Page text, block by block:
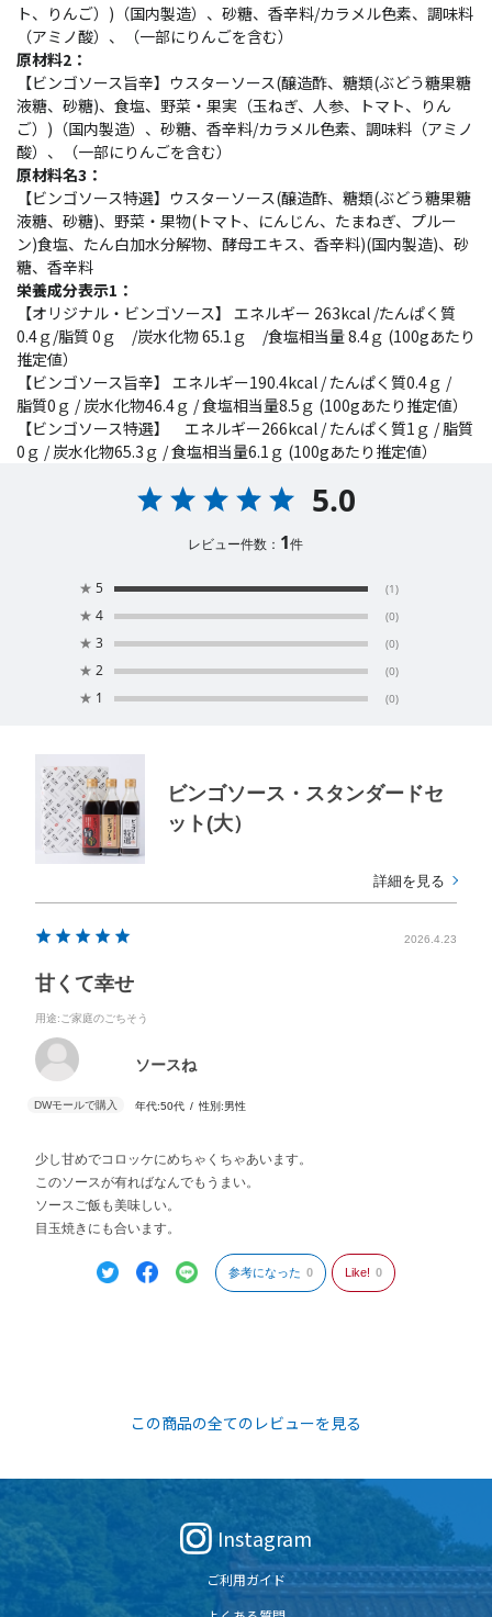
ト、りんご）)（国内製造）、砂糖、香辛料/カラメル色素、調味料
（アミノ酸）、（一部にりんごを含む）
原材料2：
【ビンゴソース旨辛】ウスターソース(醸造酢、糖類(ぶどう糖果糖
液糖、砂糖)、食塩、野菜・果実（玉ねぎ、人参、トマト、りん
ご）)（国内製造）、砂糖、香辛料/カラメル色素、調味料（アミノ
酸）、（一部にりんごを含む）
原材料名3：
【ビンゴソース特選】ウスターソース(醸造酢、糖類(ぶどう糖果糖
液糖、砂糖)、野菜・果物(トマト、にんじん、たまねぎ、プルー
ン)食塩、たん白加水分解物、酵母エキス、香辛料)(国内製造)、砂
糖、香辛料
栄養成分表示1：
【オリジナル・ビンゴソース】 エネルギー 263kcal /たんぱく質
0.4ｇ/脂質 0ｇ /炭水化物 65.1ｇ /食塩相当量 8.4ｇ (100gあたり
推定値）
【ビンゴソース旨辛】 エネルギー190.4kcal / たんぱく質0.4ｇ /
脂質0ｇ / 炭水化物46.4ｇ / 食塩相当量8.5ｇ (100gあたり推定値）
【ビンゴソース特選】 エネルギー266kcal / たんぱく質1ｇ / 脂質
0ｇ / 炭水化物65.3ｇ / 食塩相当量6.1ｇ (100gあたり推定値）
5.0
レビュー件数： 1件
★ 5 (1)
★ 4 (0)
★ 3 (0)
★ 2 (0)
★ 1 (0)
ビンゴソース・スタンダードセ
ット(大）
詳細を見る
2026.4.23
甘くて幸せ
用途:ご家庭のごちそう
ソースね
年代:50代 性別:男性
少し甘めでコロッケにめちゃくちゃあいます。
このソースが有ればなんでもうまい。
ソースご飯も美味しい。
目玉焼きにも合います。
参考になった 0 Like! 0
この商品の全てのレビューを見る
Instagram
ご利用ガイド